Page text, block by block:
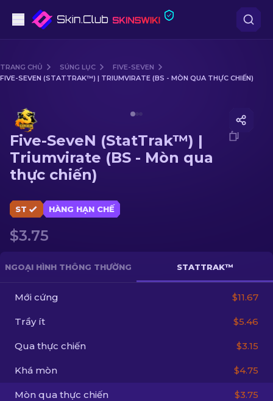
Tầm trung
Súng trường Bắn tỉa
Dao
Găng tay
Hòm
Khác
VI
TRANG CHỦ SÚNG LỤC
FIVE-SEVEN
FIVE-SEVEN (STATTRAK™) | TRIUMVIRATE (BS - MÒN QUA THỰC CHIẾN)
Five-SeveN (StatTrak™) |
Triumvirate (BS - Mòn qua
thực chiến)
ST HÀNG HẠN CHẾ
$3.75
NGOẠI HÌNH THÔNG THƯỜNG STATTRAK™
Mới cứng $11.67
Trầy ít $5.46
Qua thực chiến $3.15
Khá mòn $4.75
Mòn qua thực chiến $3.75